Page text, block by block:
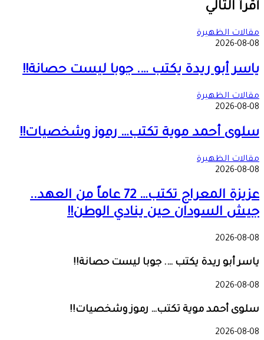
عبر
البريد
أقرأ التالي
مقالات الظهيرة
2026-08-08
ياسر أبو ريدة يكتب …. جوبا ليست حصانة!!
مقالات الظهيرة
2026-08-08
سلوى أحمد موية تكتب… رموز وشخصيات!!
مقالات الظهيرة
2026-08-08
عزيزة المعراج تكتب… 72 عاماً من العهد..
جيش السودان حين ينادي الوطن!!
2026-08-08
ياسر أبو ريدة يكتب …. جوبا ليست حصانة!!
2026-08-08
سلوى أحمد موية تكتب… رموز وشخصيات!!
2026-08-08